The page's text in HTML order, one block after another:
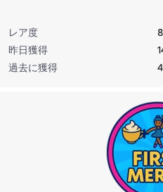
レア度
昨日獲得
過去に獲得